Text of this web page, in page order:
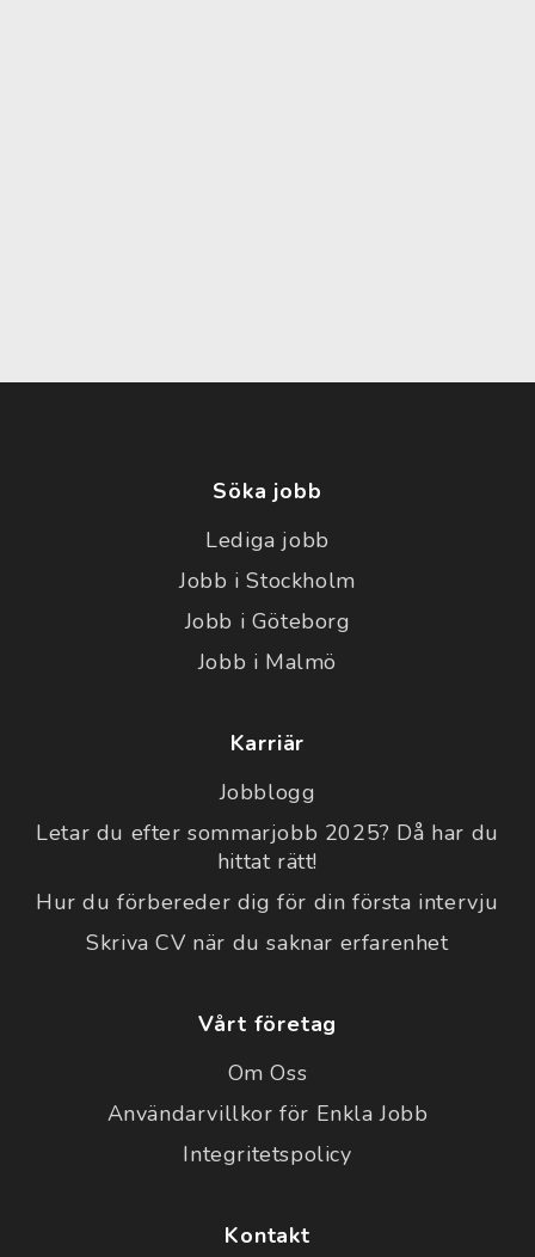
Söka jobb
Lediga jobb
Jobb i Stockholm
Jobb i Göteborg
Jobb i Malmö
Karriär
Jobblogg
Letar du efter sommarjobb 2025? Då har du
hittat rätt!
Hur du förbereder dig för din första intervju
Skriva CV när du saknar erfarenhet
Vårt företag
Om Oss
Användarvillkor för Enkla Jobb
Integritetspolicy
Kontakt